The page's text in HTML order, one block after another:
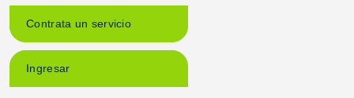
Contrata un servicio
Ingresar